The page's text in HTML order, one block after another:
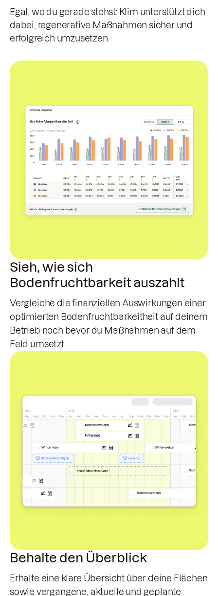
Egal, wo du gerade stehst: Klim unterstützt dich
dabei, regenerative Maßnahmen sicher und
erfolgreich umzusetzen.
Sieh, wie sich
Bodenfruchtbarkeit auszahlt
Vergleiche die finanziellen Auswirkungen einer
optimierten Bodenfruchtbarkeitheit auf deinem
Betrieb noch bevor du Maßnahmen auf dem
Feld umsetzt.
Behalte den Überblick
Erhalte eine klare Übersicht über deine Flächen
sowie vergangene, aktuelle und geplante